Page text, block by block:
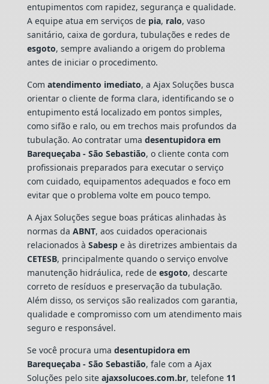
entupimentos com rapidez, segurança e qualidade.
A equipe atua em serviços de pia, ralo, vaso
sanitário, caixa de gordura, tubulações e redes de
esgoto, sempre avaliando a origem do problema
antes de iniciar o procedimento.
Com atendimento imediato, a Ajax Soluções busca
orientar o cliente de forma clara, identificando se o
entupimento está localizado em pontos simples,
como sifão e ralo, ou em trechos mais profundos da
tubulação. Ao contratar uma desentupidora em
Barequeçaba - São Sebastião, o cliente conta com
profissionais preparados para executar o serviço
com cuidado, equipamentos adequados e foco em
evitar que o problema volte em pouco tempo.
A Ajax Soluções segue boas práticas alinhadas às
normas da ABNT, aos cuidados operacionais
relacionados à Sabespe às diretrizes ambientais da
CETESB, principalmente quando o serviço envolve
manutenção hidráulica, rede de esgoto, descarte
correto de resíduos e preservação da tubulação.
Além disso, os serviços são realizados com garantia,
qualidade e compromisso com um atendimento mais
seguro e responsável.
Se você procura uma desentupidora em
Barequeçaba - São Sebastião, fale com a Ajax
Soluções pelo site ajaxsolucoes.com.br, telefone 11